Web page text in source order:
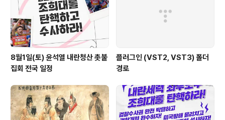
츰 작은 것을 놓았다. 축대와 적대의 바깥면은 안쪽으로 ..
8월1일(토) 윤석열 내란청산 촛불
집회 전국 일정
플러그인 (VST2, VST3) 폴더
경로